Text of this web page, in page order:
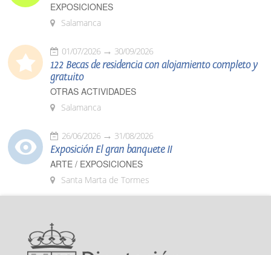
EXPOSICIONES
Salamanca
01/07/2026 30/09/2026
122 Becas de residencia con alojamiento completo y
gratuito
OTRAS ACTIVIDADES
Salamanca
26/06/2026 31/08/2026
Exposición El gran banquete II
ARTE / EXPOSICIONES
Santa Marta de Tormes